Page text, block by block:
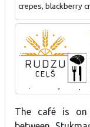
crepes, blackberry
maizes cepšanas
veiksmīgi tās
The café is on